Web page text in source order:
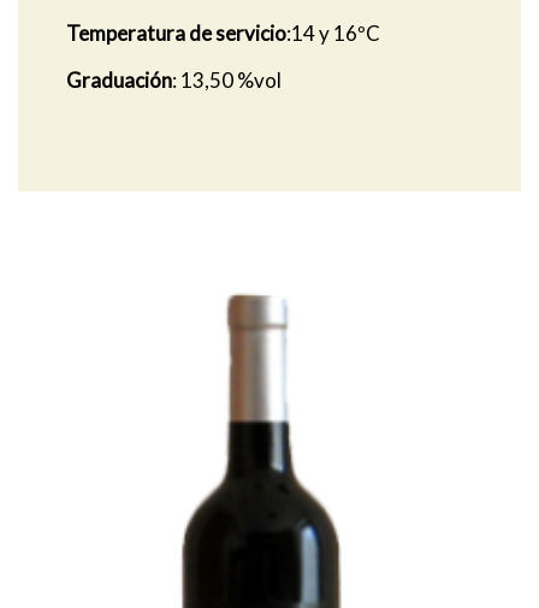
Temperatura de servicio:14 y 16ºC
Graduación: 13,50 %vol